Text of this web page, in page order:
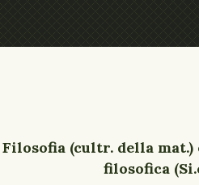
(cultr. della
filosofica